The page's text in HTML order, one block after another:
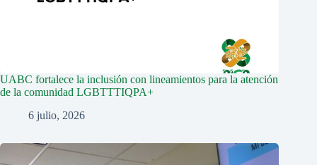
UABC fortalece la inclusión con lineamientos para la atención
de la comunidad LGBTTTIQPA+
6 julio, 2026